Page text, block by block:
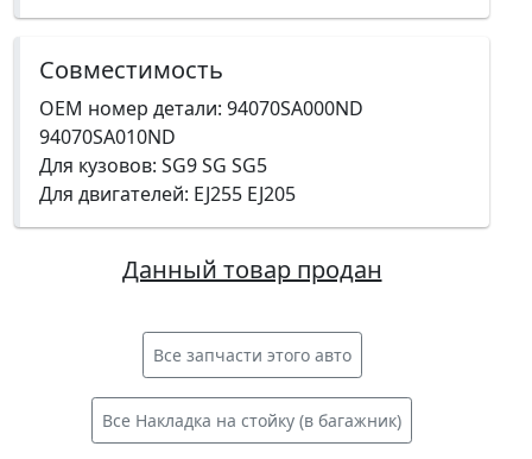
Совместимость
OEM номер детали: 94070SA000ND
94070SA010ND
Для кузовов: SG9 SG SG5
Для двигателей: EJ255 EJ205
Данный товар продан
Все запчасти этого авто
Все Накладка на стойку (в багажник)